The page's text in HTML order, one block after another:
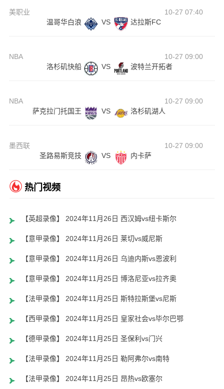
美职业
10-27 07:40
温哥华白浪
VS 达拉斯FC
NBA
10-27 09:00
洛杉矶快船
VS 波特兰开拓者
NBA
10-27 09:00
萨克拉门托国王
VS 洛杉矶湖人
墨西联
10-27 09:00
圣路易斯竞技
VS 内卡萨
热门视频
【英超录像】 2024年11月26日 西汉姆vs纽卡斯尔
【意甲录像】 2024年11月26日 莱切vs威尼斯
【意甲录像】 2024年11月26日 乌迪内斯vs恩波利
【意甲录像】 2024年11月25日 博洛尼亚vs拉齐奥
【法甲录像】 2024年11月25日 斯特拉斯堡vs尼斯
【西甲录像】 2024年11月25日 皇家社会vs毕尔巴鄂
【德甲录像】 2024年11月25日 圣保利vs门兴
【法甲录像】 2024年11月25日 勒阿弗尔vs南特
【法甲录像】 2024年11月25日 昂热vs欧塞尔